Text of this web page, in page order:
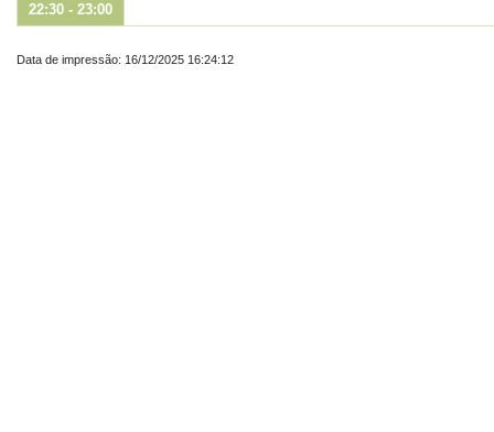
22:30 - 23:00
Data de impressão: 16/12/2025 16:24:12